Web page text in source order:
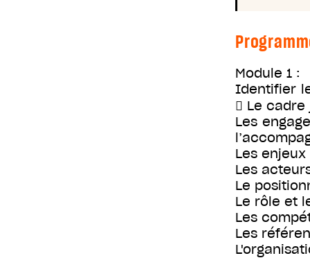
Module 1 :
Identifier
 Le
Les
Les
Les
Le
Le rôle et
Les
Les